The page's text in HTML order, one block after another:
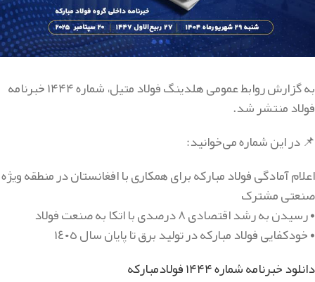
به گزارش روابط عمومی هلدینگ فولاد متیل، شماره ۱۴۴۴ خبرنامه
فولاد منتشر شد.
📌 در این شماره می‌خوانید:
اعلام آمادگی فولاد مبارکه برای همکاری با افغانستان در منطقه ویژه
صنعتی مشترک
• رسیدن به رشد اقتصادی ٨ درصدی با اتکا به صنعت فولاد
• خودکفایی فولاد مبارکه در تولید برق تا پایان سال ١٤٠٥
دانلود خبرنامه شماره ۱۴۴۴ فولادمبارکه